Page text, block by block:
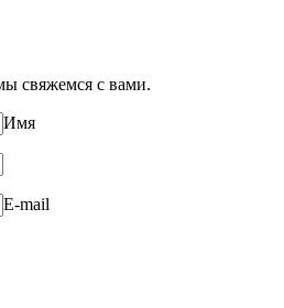
свяжемся с вами.
Имя
E-mail